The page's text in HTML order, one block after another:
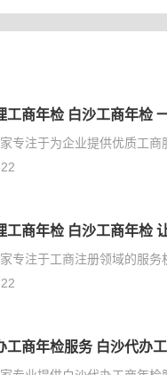
工商年检 白沙工商年检
专注于为企业提供优质工
工商年检 白沙工商年检
专注于工商注册领域的服
工商年检服务 白沙代办